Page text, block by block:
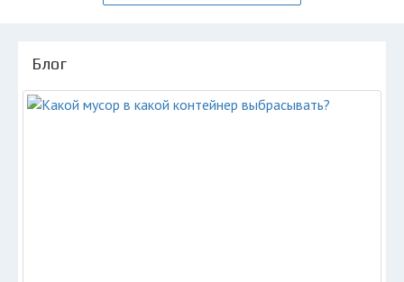
Блог